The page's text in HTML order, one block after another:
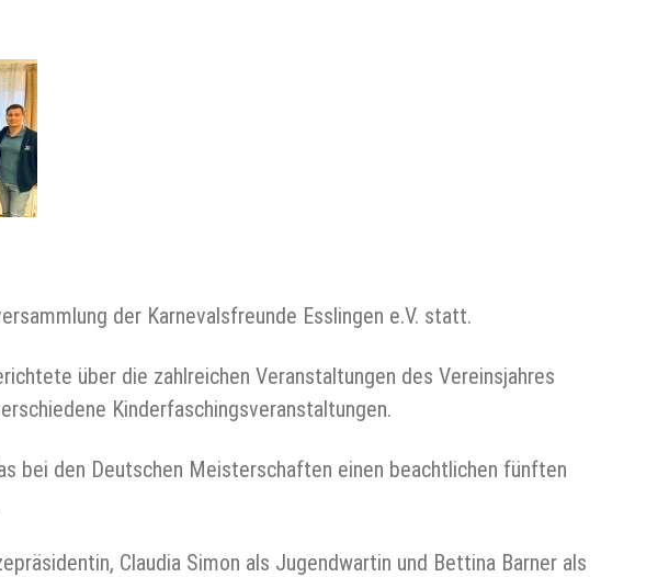
der Karnevalsfreunde Esslingen e.V. statt.
über die zahlreichen Veranstaltungen des Vereinsjahres
Kinderfaschingsveranstaltungen.
bei den Deutschen Meisterschaften einen beachtlichen fünften
Claudia Simon als Jugendwartin und Bettina Barner als